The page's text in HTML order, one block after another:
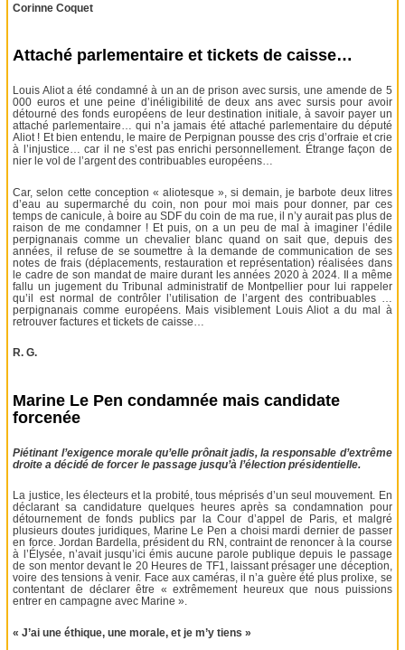
Corinne Coquet
Attaché parlementaire et tickets de caisse…
Louis Aliot a été condamné à un an de prison avec sursis, une amende de 5
000 euros et une peine d’inéligibilité de deux ans avec sursis pour avoir
détourné des fonds européens de leur destination initiale, à savoir payer un
attaché parlementaire… qui n’a jamais été attaché parlementaire du député
Aliot ! Et bien entendu, le maire de Perpignan pousse des cris d’orfraie et crie
à l’injustice… car il ne s’est pas enrichi personnellement. Étrange façon de
nier le vol de l’argent des contribuables européens…
Car, selon cette conception « aliotesque », si demain, je barbote deux litres
d’eau au supermarché du coin, non pour moi mais pour donner, par ces
temps de canicule, à boire au SDF du coin de ma rue, il n’y aurait pas plus de
raison de me condamner ! Et puis, on a un peu de mal à imaginer l’édile
perpignanais comme un chevalier blanc quand on sait que, depuis des
années, il refuse de se soumettre à la demande de communication de ses
notes de frais (déplacements, restauration et représentation) réalisées dans
le cadre de son mandat de maire durant les années 2020 à 2024. Il a même
fallu un jugement du Tribunal administratif de Montpellier pour lui rappeler
qu’il est normal de contrôler l’utilisation de l’argent des contribuables …
perpignanais comme européens. Mais visiblement Louis Aliot a du mal à
retrouver factures et tickets de caisse…
R. G.
Marine Le Pen condamnée mais candidate
forcenée
Piétinant l’exigence morale qu’elle prônait jadis, la responsable d’extrême
droite a décidé de forcer le passage jusqu’à l’élection présidentielle.
La justice, les électeurs et la probité, tous méprisés d’un seul mouvement. En
déclarant sa candidature quelques heures après sa condamnation pour
détournement de fonds publics par la Cour d’appel de Paris, et malgré
plusieurs doutes juridiques, Marine Le Pen a choisi mardi dernier de passer
en force. Jordan Bardella, président du RN, contraint de renoncer à la course
à l’Élysée, n’avait jusqu’ici émis aucune parole publique depuis le passage
de son mentor devant le 20 Heures de TF1, laissant présager une déception,
voire des tensions à venir. Face aux caméras, il n’a guère été plus prolixe, se
contentant de déclarer être « extrêmement heureux que nous puissions
entrer en campagne avec Marine ».
« J’ai une éthique, une morale, et je m’y tiens »